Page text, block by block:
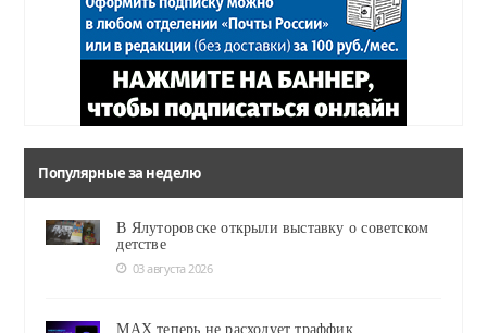
Популярные за неделю
В Ялуторовске открыли выставку о советском
детстве
03 августа 2026
MAX теперь не расходует траффик